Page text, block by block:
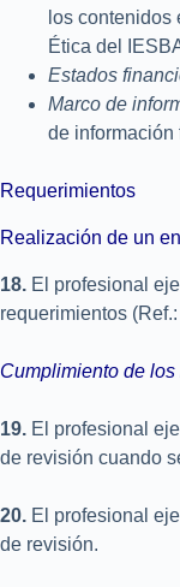
los
Ética del
Estados
Marco de
de información
Requerimientos
Realización de un
18. El profesional
requerimientos
Cumplimiento de
19. El profesional
de revisión cuando
20. El profesional
de revisión.